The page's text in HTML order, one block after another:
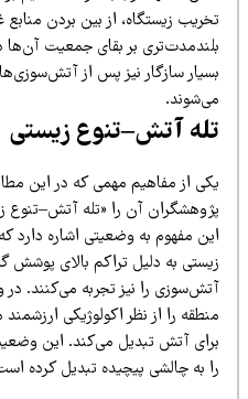
زیستگاه، از بین بردن منابع
بر بقای جمعیت آن‌ها دارد.
سازگار نیز پس از آتش‌سوزی‌های
آتش–تنوع زیستی
از مفاهیم مهمی که در این
آن را «تله آتش–تنوع زیستی»
مفهوم به وضعیتی اشاره دارد که در
به دلیل تراکم بالای پوشش
را نیز تجربه می‌کنند. در
را از نظر اکولوژیکی ارزشمند
آتش تبدیل می‌کند. این وضعیت،
به چالشی پیچیده تبدیل کرده است.